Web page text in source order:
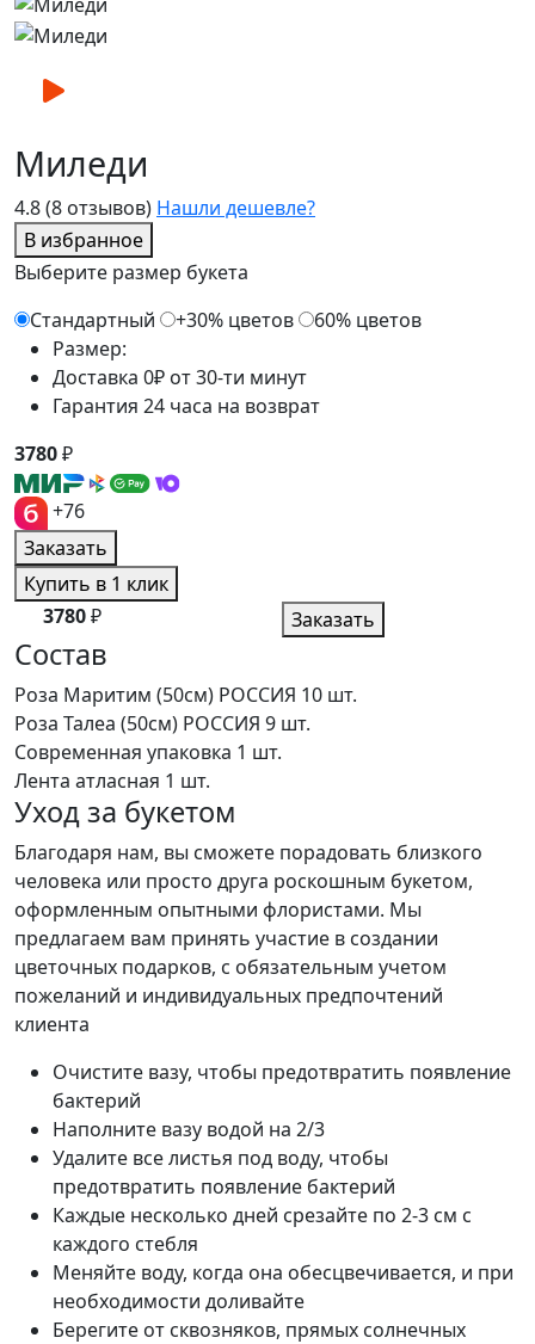
4.8(8 отзывов) Нашли дешевле?
В избранное
Миледи
Выберите размер букета
Стандартный
+30% цветов
60% цветов
Размер:
Доставка 0₽ от 30-ти минут
Гарантия 24 часа на возврат
3780₽
+76
Заказать
Купить в 1 клик
3780₽ Заказать
Состав
Роза Маритим (50см) РОССИЯ 10 шт.
Роза Талеа (50см) РОССИЯ 9 шт.
Современная упаковка 1 шт.
Лента атласная 1 шт.
Уход за букетом
Благодаря нам, вы сможете порадовать близкого
человека или просто друга роскошным букетом,
оформленным опытными флористами. Мы
предлагаем вам принять участие в создании
цветочных подарков, с обязательным учетом
пожеланий и индивидуальных предпочтений
клиента
Очистите вазу, чтобы предотвратить появление
бактерий
Наполните вазу водой на 2/3
Удалите все листья под воду, чтобы
предотвратить появление бактерий
Каждые несколько дней срезайте по 2-3 см с
каждого стебля
Меняйте воду, когда она обесцвечивается, и при
необходимости доливайте
Берегите от сквозняков, прямых солнечных